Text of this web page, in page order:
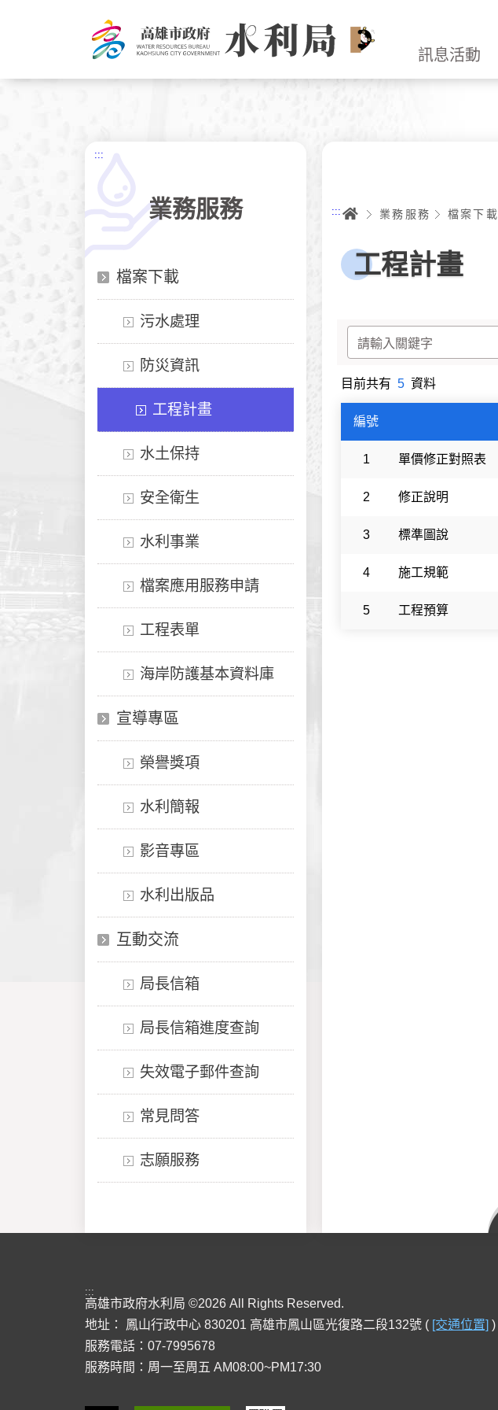
訊息活動
:::
業務服務
檔案下載
污水處理
防災資訊
工程計畫
水土保持
安全衛生
水利事業
檔案應用服務申請
工程表單
海岸防護基本資料庫
宣導專區
榮譽獎項
水利簡報
影音專區
水利出版品
互動交流
局長信箱
局長信箱進度查詢
失效電子郵件查詢
常見問答
志願服務
::: 首頁業務服務 檔案下載
工程計畫
目前共有 5 資料
編號
1 單價修正對照表
2 修正說明
3 標準圖說
4 施工規範
5 工程預算
:::
高雄市政府水利局 ©2026 All Rights Reserved.
地址：
鳳山行政中心 830201 高雄市鳳山區光復路二段132號 ( [交通位置] )
服務電話：07-7995678
服務時間：周一至周五 AM08:00~PM17:30